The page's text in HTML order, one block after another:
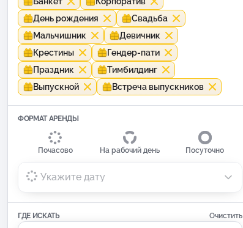
День рождения
Свадьба
Мальчишник
Девичник
Крестины
Гендер-пати
Праздник
Тимбилдинг
Выпускной
Встреча выпускников
ФОРМАТ АРЕНДЫ
Почасово На рабочий день Посуточно
Укажите дату
ГДЕ ИСКАТЬ Очистить